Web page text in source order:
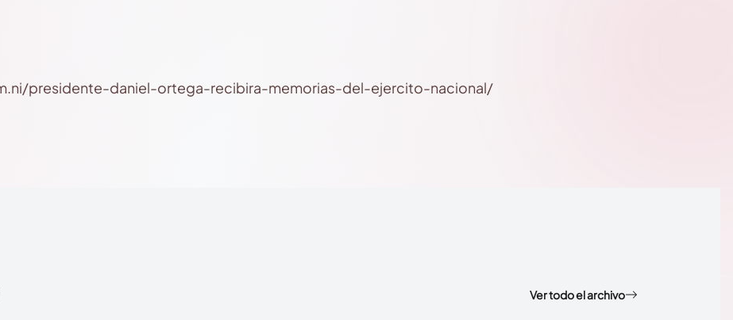
presidente-daniel-ortega-recibira-memorias-del-ejercito-nacional/
Ver todo el archivo